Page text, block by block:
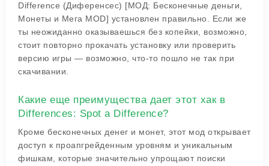
Difference (Диференсес) [МОД: Бесконечные деньги,
Монеты и Мега MOD] установлен правильно. Если же
ты неожиданно оказываешься без копейки, возможно,
стоит повторно прокачать установку или проверить
версию игры — возможно, что-то пошло не так при
скачивании.
Какие еще преимущества дает этот хак в
Differences: Spot a Difference?
Кроме бесконечных денег и монет, этот мод открывает
доступ к проапгрейденным уровням и уникальным
фишкам, которые значительно упрощают поиски